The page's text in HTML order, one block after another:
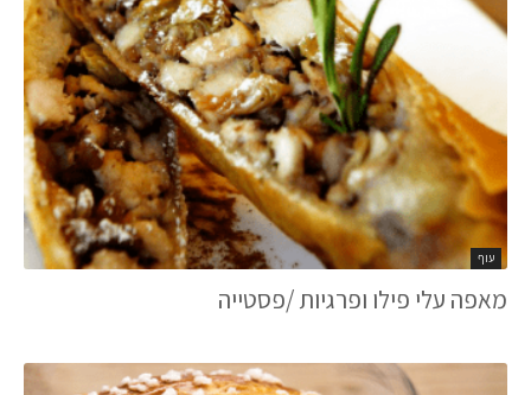
עוף
מאפה עלי פילו ופרגיות /פסטייה